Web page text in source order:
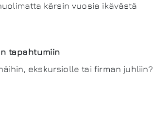
kärsin vuosia ikävästä
tapahtumiin
ekskursiolle tai firman juhliin?